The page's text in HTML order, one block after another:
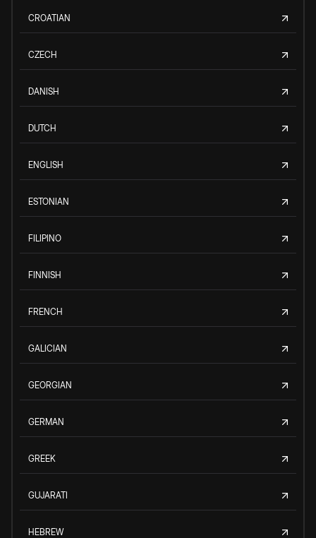
CROATIAN
CZECH
DANISH
DUTCH
ENGLISH
ESTONIAN
FILIPINO
FINNISH
FRENCH
GALICIAN
GEORGIAN
GERMAN
GREEK
GUJARATI
HEBREW